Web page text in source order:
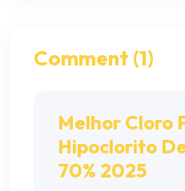
Comment (1)
Melhor Cloro
Hipoclorito
70% 2025